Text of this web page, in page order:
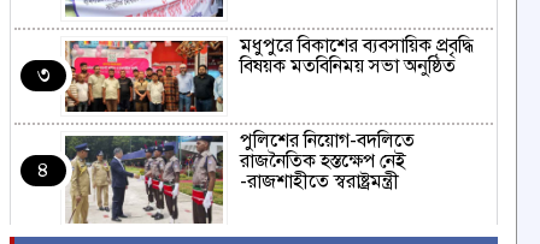
৩
মধুপুরে বিকাশের ব্যবসায়িক প্রবৃদ্ধি
বিষয়ক মতবিনিময় সভা অনুষ্ঠিত
৪
পুলিশের নিয়োগ-বদলিতে
রাজনৈতিক হস্তক্ষেপ নেই
-রাজশাহীতে স্বরাষ্ট্রমন্ত্রী